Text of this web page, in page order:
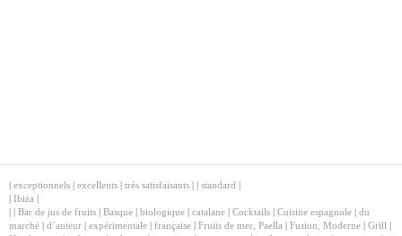
| exceptionnels | excellents | très satisfaisants | | standard |
| Ibiza |
| | Bar de jus de fruits | Basque | biologique | catalane | Cocktails | Cuisine espagnole | du
marché | d´auteur | expérimentale | française | Fruits de mer, Paella | Fusion, Moderne | Grill |